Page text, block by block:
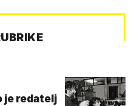
je redatelj